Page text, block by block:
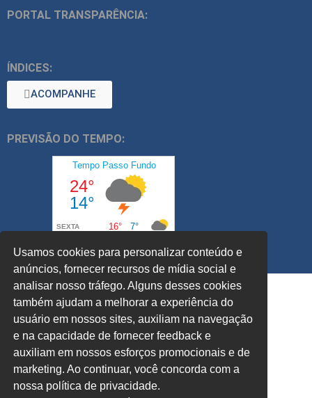
PORTAL TRANSPARÊNCIA:
ÍNDICES:
ACOMPANHE
PREVISÃO DO TEMPO:
Usamos cookies para personalizar conteúdo e
anúncios, fornecer recursos de mídia social e
analisar nosso tráfego. Alguns desses cookies
também ajudam a melhorar a experiência do
usuário em nossos sites, auxiliam na navegação
e na capacidade de fornecer feedback e
auxiliam em nossos esforços promocionais e de
marketing. Ao continuar, você concorda com a
nossa política de privacidade.